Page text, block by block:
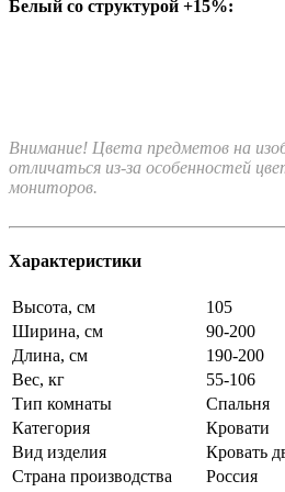
Белый со структурой +15%:
Внимание! Цвета предметов на
отличаться из-за особенностей
мониторов.
Характеристики
Высота, см
105
Ширина, см
90-200
Длина, см
190-200
Вес, кг
55-106
Тип комнаты
Спальня
Категория
Кровати
Вид изделия
Кровать
Страна производства
Россия